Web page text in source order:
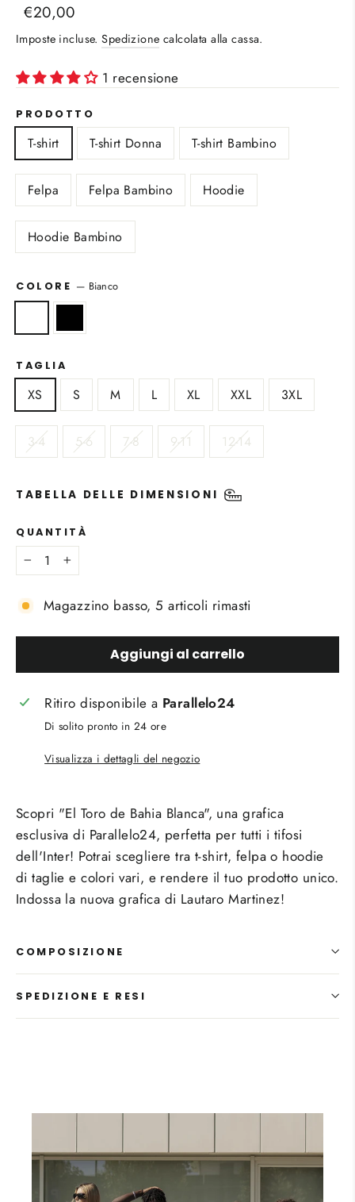
invalid url input
Prezzo
di
Prezzo
scontato
€20,00
Imposte incluse.Spedizione calcolata alla cassa.
1 recensione
PRODOTTO
T-shirt T-shirt Donna T-shirt Bambino
Felpa Felpa Bambino Hoodie
Hoodie Bambino
COLORE — Bianco
TAGLIA
XS S M L XL XXL 3XL
3-4 5-6 7-8 9-11 12-14
TABELLA DELLE DIMENSIONI
QUANTITÀ
−
+
Magazzino basso, 5 articoli rimasti
Aggiungi al carrello
Ritiro disponibile a Parallelo24
Di solito pronto in 24 ore
Visualizza i dettagli del negozio
Scopri "El Toro de Bahia Blanca", una grafica
esclusiva di Parallelo24, perfetta per tutti i tifosi
dell'Inter! Potrai scegliere tra t-shirt, felpa o hoodie
di taglie e colori vari, e rendere il tuo prodotto unico.
Indossa la nuova grafica di Lautaro Martinez!
COMPOSIZIONE
SPEDIZIONE E RESI